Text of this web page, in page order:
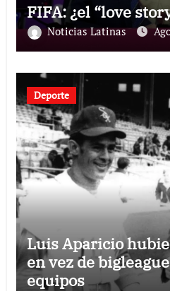
FIFA: ¿el “love
Noticias Latinas
Deporte
Luis Aparicio
en vez de
equipos